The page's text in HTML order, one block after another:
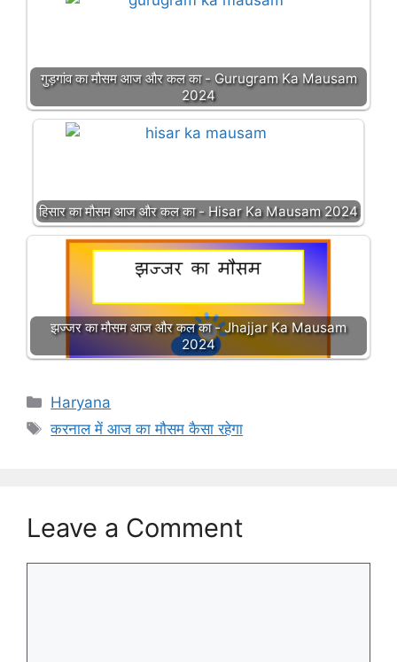
गुड़गांव का मौसम आज और कल का - Gurugram Ka Mausam
2024
हिसार का मौसम आज और कल का - Hisar Ka Mausam 2024
झज्जर का मौसम आज और कल का - Jhajjar Ka Mausam
2024
Categories
Haryana
Tags
करनाल में आज का मौसम कैसा रहेगा
Leave a Comment